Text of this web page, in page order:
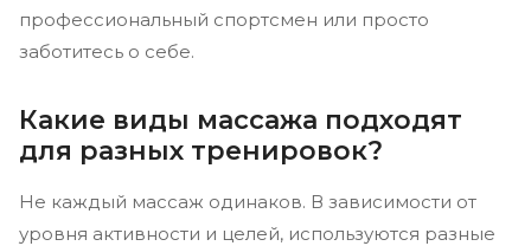
профессиональный спортсмен или просто
заботитесь о себе.
Какие виды массажа подходят
для разных тренировок?
Не каждый массаж одинаков. В зависимости от
уровня активности и целей, используются разные